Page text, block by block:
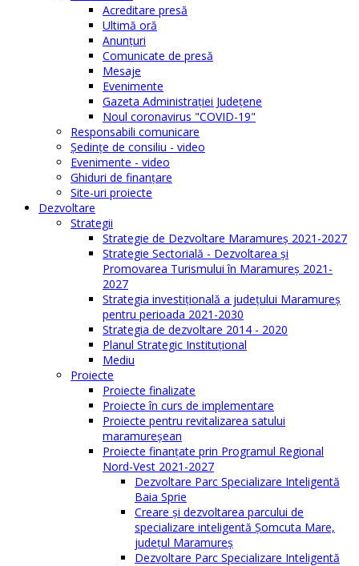
Acreditare presă
Ultimă oră
Anunţuri
Comunicate de presă
Mesaje
Evenimente
Gazeta Administraţiei Judeţene
Noul coronavirus "COVID-19"
Responsabili comunicare
Şedinţe de consiliu - video
Evenimente - video
Ghiduri de finanţare
Site-uri proiecte
Dezvoltare
Strategii
Strategie de Dezvoltare Maramureș 2021-2027
Strategie Sectorială - Dezvoltarea și
Promovarea Turismului în Maramureș 2021-
2027
Strategia investiţională a județului Maramureș
pentru perioada 2021-2030
Strategia de dezvoltare 2014 - 2020
Planul Strategic Instituţional
Mediu
Proiecte
Proiecte finalizate
Proiecte în curs de implementare
Proiecte pentru revitalizarea satului
maramureşean
Proiecte finanțate prin Programul Regional
Nord-Vest 2021-2027
Dezvoltare Parc Specializare Inteligentă
Baia Sprie
Creare și dezvoltarea parcului de
specializare inteligentă Șomcuta Mare,
județul Maramureș
Dezvoltare Parc Specializare Inteligentă